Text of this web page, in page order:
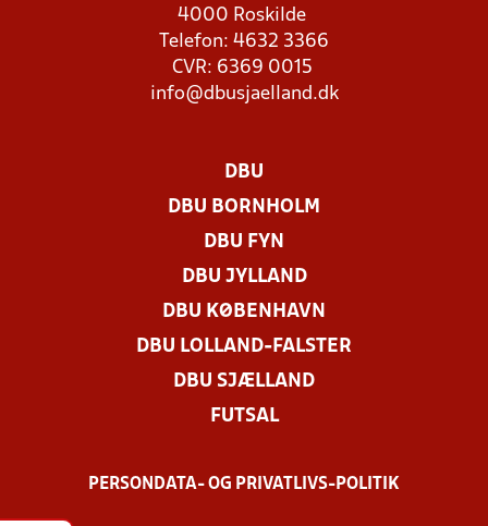
4000 Roskilde
Telefon: 4632 3366
CVR: 6369 0015
info@dbusjaelland.dk
DBU
DBU BORNHOLM
DBU FYN
DBU JYLLAND
DBU KØBENHAVN
DBU LOLLAND-FALSTER
DBU SJÆLLAND
FUTSAL
PERSONDATA- OG PRIVATLIVS-POLITIK